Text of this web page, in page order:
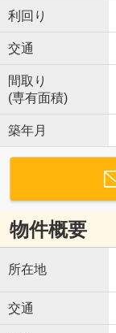
利回り
交通
間取り
(専有面積)
築年月
物件概要
所在地
交通